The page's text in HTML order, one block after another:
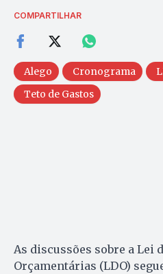
COMPARTILHAR
Alego Cronograma
Teto de Gastos
As discussões sobre a Lei
Orçamentárias (LDO)